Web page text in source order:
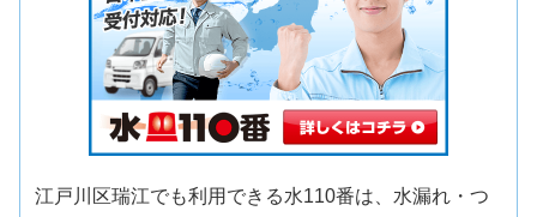
江戸川区瑞江でも利用できる水110番は、水漏れ・つ